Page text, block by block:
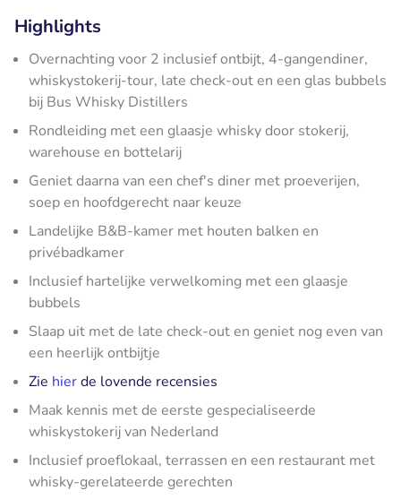
Highlights
Overnachting voor 2 inclusief ontbijt, 4-gangendiner,
whiskystokerij-tour, late check-out en een glas bubbels
bij Bus Whisky Distillers
Rondleiding met een glaasje whisky door stokerij,
warehouse en bottelarij
Geniet daarna van een chef's diner met proeverijen,
soep en hoofdgerecht naar keuze
Landelijke B&B-kamer met houten balken en
privébadkamer
Inclusief hartelijke verwelkoming met een glaasje
bubbels
Slaap uit met de late check-out en geniet nog even van
een heerlijk ontbijtje
Zie hierde lovende recensies
Maak kennis met de eerste gespecialiseerde
whiskystokerij van Nederland
Inclusief proeflokaal, terrassen en een restaurant met
whisky-gerelateerde gerechten